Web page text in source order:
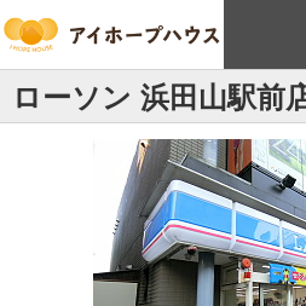
ローソン 浜田山駅前